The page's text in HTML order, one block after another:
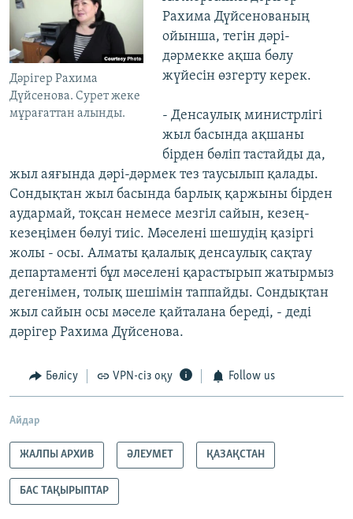
Дәрігер Рахима
Дүйсенова. Сурет жеке
мұрағаттан алынды.
Рахима Дүйсенованың
ойынша, тегін дәрі-
дәрмекке ақша бөлу
жүйесін өзгерту керек.
- Денсаулық министрлігі
жыл басында ақшаны
бірден бөліп тастайды да,
жыл аяғында дәрі-дәрмек тез таусылып қалады.
Сондықтан жыл басында барлық қаржыны бірден
аудармай, тоқсан немесе мезгіл сайын, кезең-
кезеңімен бөлуі тиіс. Мәселені шешудің қазіргі
жолы - осы. Алматы қалалық денсаулық сақтау
департаменті бұл мәселені қарастырып жатырмыз
дегенімен, толық шешімін таппайды. Сондықтан
жыл сайын осы мәселе қайталана береді, - деді
дәрігер Рахима Дүйсенова.
Бөлісу VPN-сіз оқу Follow us
Айдар
ЖАЛПЫ АРХИВ ӘЛЕУМЕТ ҚАЗАҚСТАН
БАС ТАҚЫРЫПТАР